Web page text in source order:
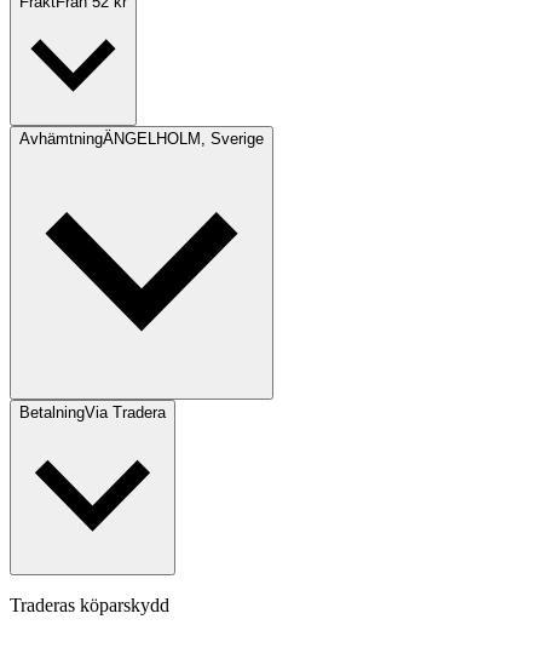
AvhämtningÄNGELHOLM, Sverige
BetalningVia Tradera
Traderas köparskydd